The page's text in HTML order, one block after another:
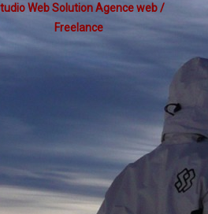
Web Solution Agence web /
Freelance